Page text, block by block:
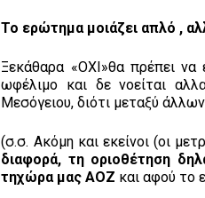
Το ερώτημα μοιάζει απλό ,
Ξεκάθαρα «ΟΧΙ»θα πρέπει να
ωφέλιμο και δε νοείται
Μεσόγειου, διότι μεταξύ
(σ.σ. Ακόμη και εκείνοι (οι
διαφορά, τη οριοθέτηση
τηχώρα μας ΑΟΖ και αφού το